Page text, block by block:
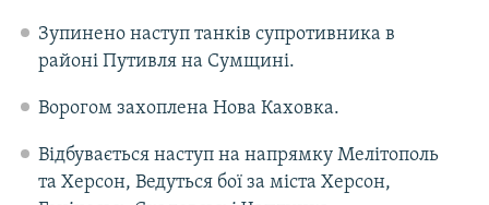
Зупинено наступ танків супротивника в
районі Путивля на Сумщині.
Ворогом захоплена Нова Каховка.
Відбувається наступ на напрямку Мелітополь
та Херсон, Ведуться бої за міста Херсон,